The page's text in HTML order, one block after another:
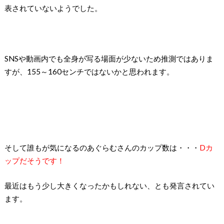
表されていないようでした。
SNSや動画内でも全身が写る場面が少ないため推測ではありま
すが、155～160センチではないかと思われます。
そして誰もが気になるのあぐらむさんのカップ数は・・・ Dカ
ップだそうです！
最近はもう少し大きくなったかもしれない、とも発言されてい
ます。